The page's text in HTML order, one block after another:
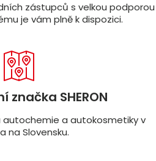
zástupců s velkou podporou
je vám plně k dispozici.
značka SHERON
autochemie a autokosmetiky v
na Slovensku.